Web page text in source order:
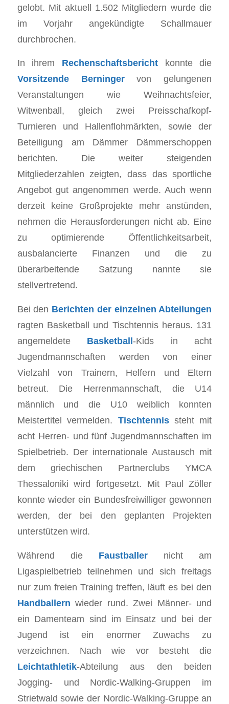
gelobt. Mit aktuell 1.502 Mitgliedern wurde die
im Vorjahr angekündigte Schallmauer
durchbrochen.
In ihrem Rechenschaftsbericht konnte die
Vorsitzende Berningervon gelungenen
Veranstaltungen wie Weihnachtsfeier,
Witwenball, gleich zwei Preisschafkopf-
Turnieren und Hallenflohmärkten, sowie der
Beteiligung am Dämmer Dämmerschoppen
berichten. Die weiter steigenden
Mitgliederzahlen zeigten, dass das sportliche
Angebot gut angenommen werde. Auch wenn
derzeit keine Großprojekte mehr anstünden,
nehmen die Herausforderungen nicht ab. Eine
zu optimierende Öffentlichkeitsarbeit,
ausbalancierte Finanzen und die zu
überarbeitende Satzung nannte sie
stellvertretend.
Bei den Berichten der einzelnen Abteilungen
ragten Basketball und Tischtennis heraus. 131
angemeldete Basketball-Kids in acht
Jugendmannschaften werden von einer
Vielzahl von Trainern, Helfern und Eltern
betreut. Die Herrenmannschaft, die U14
männlich und die U10 weiblich konnten
Meistertitel vermelden. Tischtennissteht mit
acht Herren- und fünf Jugendmannschaften im
Spielbetrieb. Der internationale Austausch mit
dem griechischen Partnerclubs YMCA
Thessaloniki wird fortgesetzt. Mit Paul Zöller
konnte wieder ein Bundesfreiwilliger gewonnen
werden, der bei den geplanten Projekten
unterstützen wird.
Während die Faustballer nicht am
Ligaspielbetrieb teilnehmen und sich freitags
nur zum freien Training treffen, läuft es bei den
Handballern wieder rund. Zwei Männer- und
ein Damenteam sind im Einsatz und bei der
Jugend ist ein enormer Zuwachs zu
verzeichnen. Nach wie vor besteht die
Leichtathletik-Abteilung aus den beiden
Jogging- und Nordic-Walking-Gruppen im
Strietwald sowie der Nordic-Walking-Gruppe an